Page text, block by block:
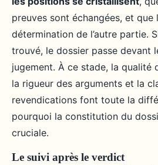
preuves sont échangées, et que
détermination de l’autre partie.
trouvé, le dossier passe devant
jugement. À ce stade, la qualité
la rigueur des arguments et la
revendications font toute la
pourquoi la constitution du
cruciale.
Le suivi après le verdict